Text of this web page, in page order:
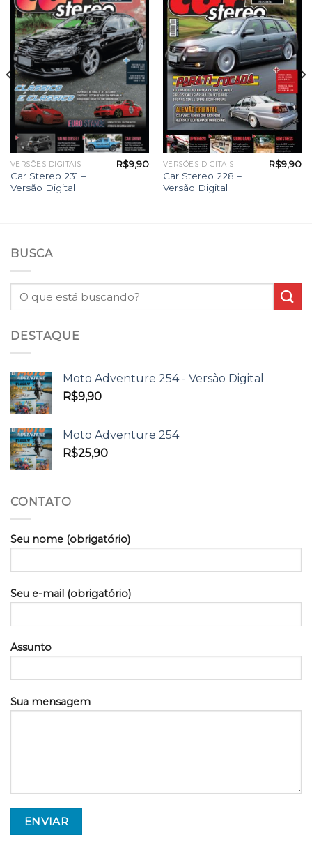
VERSÕES DIGITAIS
Car Stereo 231 –
Versão Digital
R$9,90 VERSÕES DIGITAIS
Car Stereo 228 –
Versão Digital
R$9,90
BUSCA
DESTAQUE
Moto Adventure 254 - Versão Digital
R$9,90
Moto Adventure 254
R$25,90
CONTATO
Seu nome (obrigatório)
Seu e-mail (obrigatório)
Assunto
Sua mensagem